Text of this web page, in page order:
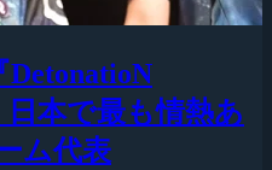
日本で最も情熱あ
ム代表